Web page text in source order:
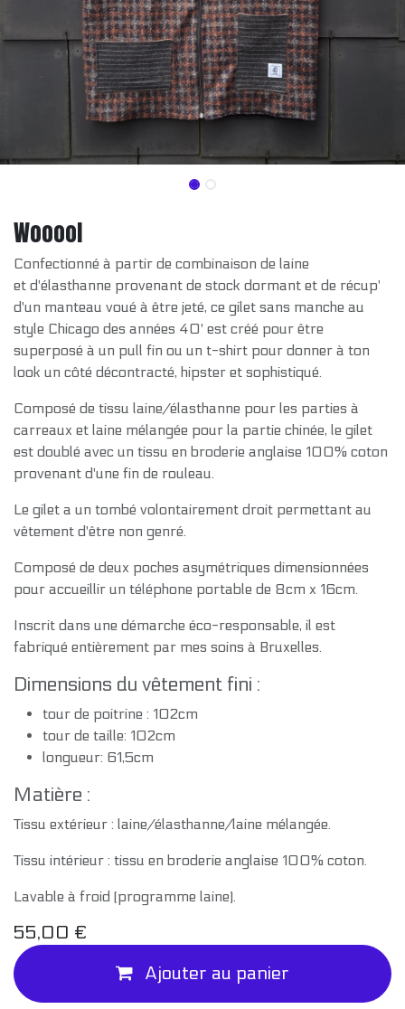
Wooool
Confectionné à partir de combinaison de laine
et d'élasthanne provenant de stock dormant et de récup'
d'un manteau voué à être jeté, ce gilet sans manche au
style Chicago des années 40' est créé pour être
superposé à un pull fin ou un t-shirt pour donner à ton
look un côté décontracté, hipster et sophistiqué.
Composé de tissu laine/élasthanne pour les parties à
carreaux et laine mélangée pour la partie chinée, le gilet
est doublé avec un tissu en broderie anglaise 100% coton
provenant d'une fin de rouleau.
Le gilet a un tombé volontairement droit permettant au
vêtement d'être non genré.
Composé de deux poches asymétriques dimensionnées
pour accueillir un téléphone portable de 8cm x 16cm.
Inscrit dans une démarche éco-responsable, il est
fabriqué entièrement par mes soins à Bruxelles.
Dimensions du vêtement fini :
tour de poitrine : 102cm
tour de taille: 102cm
longueur: 61,5cm
Matière :
Tissu extérieur : laine/élasthanne/laine mélangée.
Tissu intérieur : tissu en broderie anglaise 100% coton.
Lavable à froid (programme laine).
55,00 €
Ajouter au panier